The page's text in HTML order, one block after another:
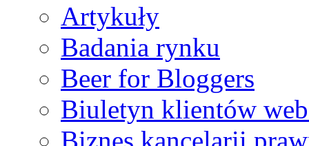
Ref no. 4
Z dużą przyjemnością i pewnością mogę polecić usługi
Artykuły
Badania rynku
Beer for Bloggers
Biuletyn klientów
Biznes kancelarii